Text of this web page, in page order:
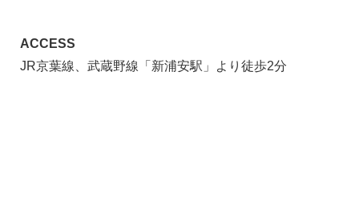
ACCESS
JR京葉線、武蔵野線「新浦安駅」より徒歩2分